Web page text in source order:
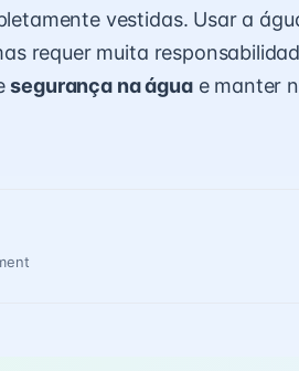
vestidas. Usar a
requer muita
segurança na águae manter